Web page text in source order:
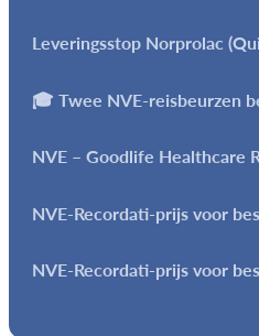
Leveringsstop Norprolac
🎓 Twee NVE-reisbeurzen
NVE – Goodlife Healthcare
NVE-Recordati-prijs voor
NVE-Recordati-prijs voor